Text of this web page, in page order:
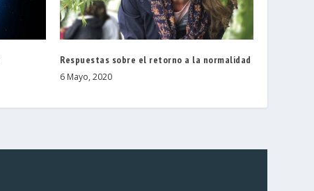
Respuestas sobre el retorno a la normalidad
6 Mayo, 2020